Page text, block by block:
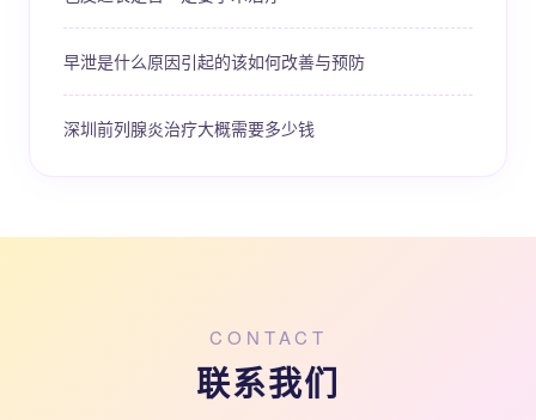
早泄是什么原因引起的该如何改善与预防
深圳前列腺炎治疗大概需要多少钱
CONTACT
联系我们